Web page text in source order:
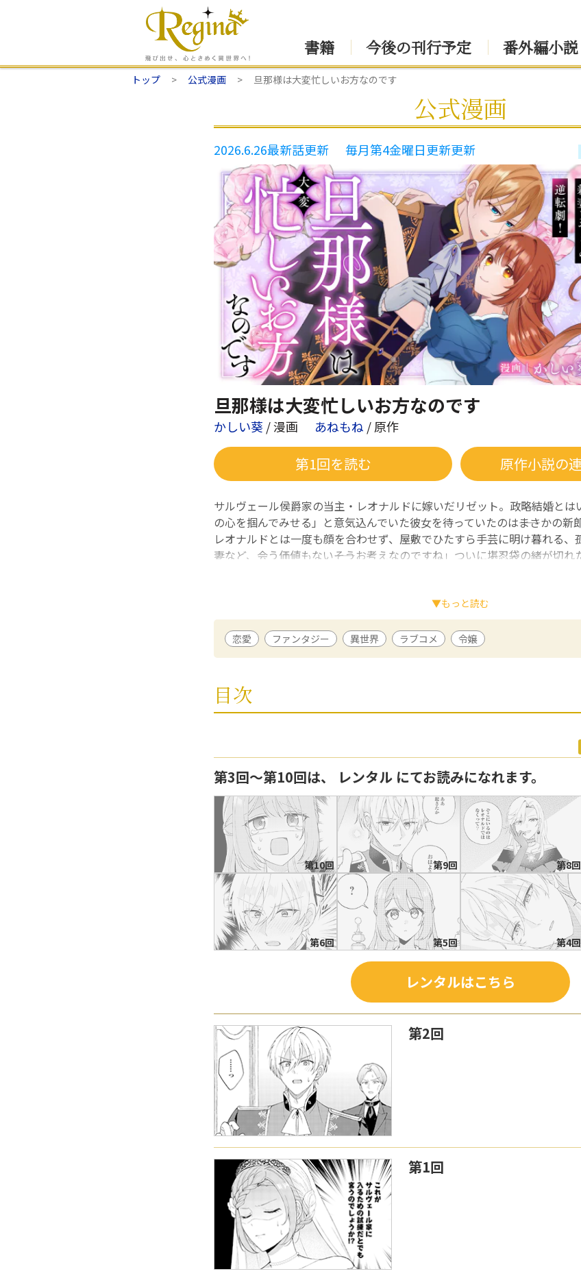
書籍 今後の刊行予定 番外編小説
トップ 公式漫画 旦那様は大変忙しいお方なのです
公式漫画
2026.6.26最新話更新 毎月第4金曜日更新更新
旦那様は大変忙しいお方なのです
かしい葵 / 漫画 あねもね / 原作
第1回を読む 原作小説の
サルヴェール侯爵家の当主・レオナルドに嫁いだリゼット。政略結婚と
の心を掴んでみせる」と意気込んでいた彼女を待っていたのは――まさかの
レオナルドとは一度も顔を合わせず、屋敷でひたすら手芸に明け暮れる、
妻など、会う価値もない――そうお考えなのですね」ついに堪忍袋の緒が切
かしい葵 / 漫画
可愛らしく繊細な絵柄を持ち味に、主に漫画作品を中心に活躍中。代表作に『悪役
約破棄をご所望です』（ZERO-SUMコミックス／一迅社刊）『天才魔術師様に一
あねもね
2016年に、じゅり名義にて「目覚めたら悪役令嬢でした!? ～平凡だけど見せてや
▼もっと読む
恋愛 ファンタジー 異世界 ラブコメ 令嬢
目次
第3回〜第10回は、 レンタル にてお読みになれます。
第10回 第9回 第8回
第6回 第5回 第4回
レンタルはこちら
第2回
第1回